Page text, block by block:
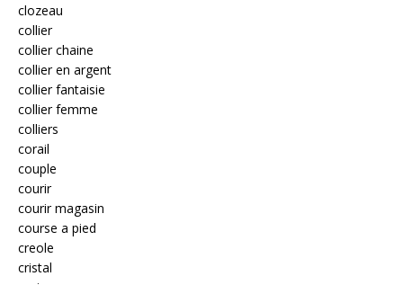
clozeau
collier
collier chaine
collier en argent
collier fantaisie
collier femme
colliers
corail
couple
courir
courir magasin
course a pied
creole
cristal